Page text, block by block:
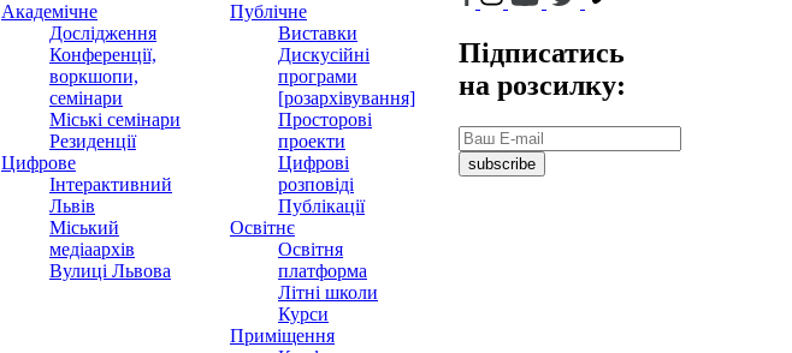
Академічне
Дослідження
Конференції,
воркшопи,
семінари
Міські семінари
Резиденції
Цифрове
Інтерактивний
Львів
Міський
медіаархів
Вулиці Львова
Публічне
Виставки
Дискусійні
програми
[розархівування]
Просторові
проекти
Цифрові
розповіді
Публікації
Освітнє
Освітня
платформа
Літні школи
Курси
Приміщення
Підписатись
на розсилку:
subscribe